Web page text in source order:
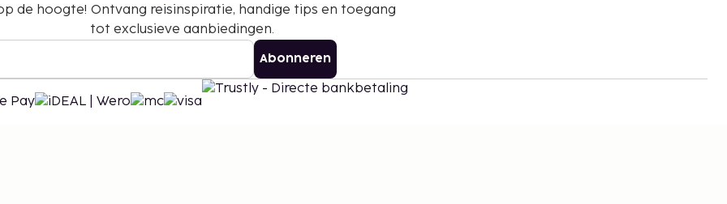
de hoogte! Ontvang reisinspiratie, handige tips en toegang
tot exclusieve aanbiedingen.
Abonneren